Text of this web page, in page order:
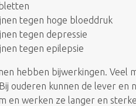
tegen hoge bloeddruk
tegen depressie
tegen epilepsie
hebben bijwerkingen. Veel
ouderen kunnen de lever
en werken ze langer en